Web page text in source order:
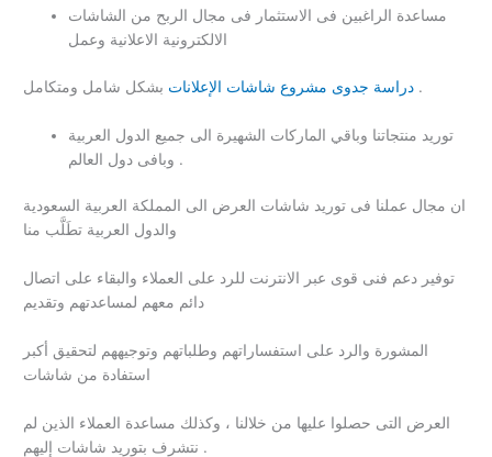
مساعدة الراغبين فى الاستثمار فى مجال الربح من الشاشات
الالكترونية الاعلانية وعمل
دراسة جدوى مشروع شاشات الإعلانات بشكل شامل ومتكامل .
توريد منتجاتنا وباقي الماركات الشهيرة الى جميع الدول العربية
وبافى دول العالم .
ان مجال عملنا فى توريد شاشات العرض الى المملكة العربية السعودية
والدول العربية تطَلَّب منا
توفير دعم فنى قوى عبر الانترنت للرد على العملاء والبقاء على اتصال
دائم معهم لمساعدتهم وتقديم
المشورة والرد على استفساراتهم وطلباتهم وتوجيههم لتحقيق أكبر
استفادة من شاشات
العرض التى حصلوا عليها من خلالنا ، وكذلك مساعدة العملاء الذين لم
نتشرف بتوريد شاشات إليهم .